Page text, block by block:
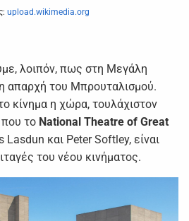
upload.wikimedia.org
λοιπόν, πως στη Μεγάλη
η απαρχή του Μπρουταλισμού.
κίνημα η χώρα, τουλάχιστον
το National Theatre of Great
και Peter Softley, είναι
του νέου κινήματος.